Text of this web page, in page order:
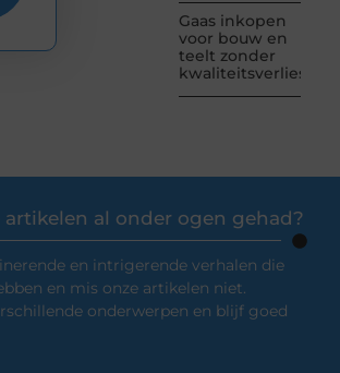
Gaas inkopen
voor bouw en
teelt zonder
kwaliteitsverlies
artikelen al onder ogen gehad?
en intrigerende verhalen die
en mis onze artikelen niet.
onderwerpen en blijf goed